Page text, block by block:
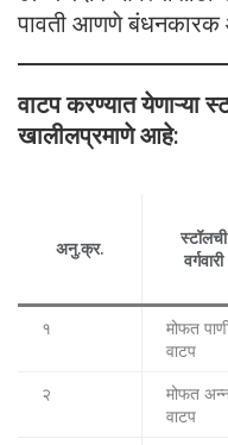
पावती आणणे
वाटप करण्यात येणाऱ्या
खालीलप्रमाणे आहे:
अनु.क्र.
स्टॉलची
वर्गवारी
१
मोफत
वाटप
२
मोफत
वाटप